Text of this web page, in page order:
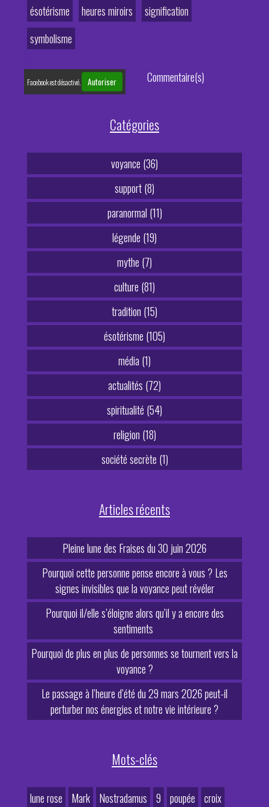
ésotérisme heures miroirs
signification
symbolisme
Facebook est désactivé. Autoriser Commentaire(s)
Catégories
voyance (36)
support (8)
paranormal (11)
légende (19)
mythe (7)
culture (81)
tradition (15)
ésotérisme (105)
média (1)
actualités (72)
spiritualité (54)
religion (18)
société secrète (1)
Articles récents
Pleine lune des Fraises du 30 juin 2026
Pourquoi cette personne pense encore à vous ? Les
signes invisibles que la voyance peut révéler
Pourquoi il/elle s’éloigne alors qu’il y a encore des
sentiments
Pourquoi de plus en plus de personnes se tournent vers la
voyance ?
Le passage à l’heure d’été du 29 mars 2026 peut-il
perturber nos énergies et notre vie intérieure ?
Mots-clés
lune rose Mark Nostradamus 9 poupée
croix